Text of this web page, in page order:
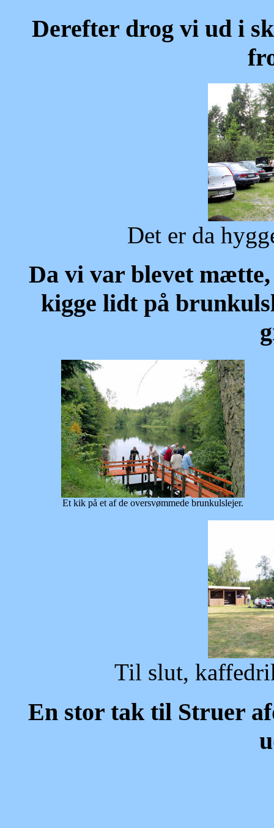
Derefter drog vi ud i
Det er da
Da vi var blevet
kigge lidt på
Et kik på et af de oversvømmede brunkulslejer.
Til slut,
En stor tak til Struer